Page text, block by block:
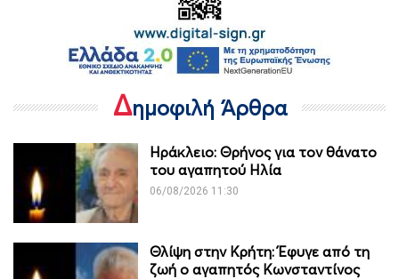
Δημοφιλή Άρθρα
Ηράκλειο: Θρήνος για τον θάνατο
του αγαπητού Ηλία
06/08/2026 11:30
Θλίψη στην Κρήτη: Έφυγε από τη
ζωή ο αγαπητός Κωνσταντίνος